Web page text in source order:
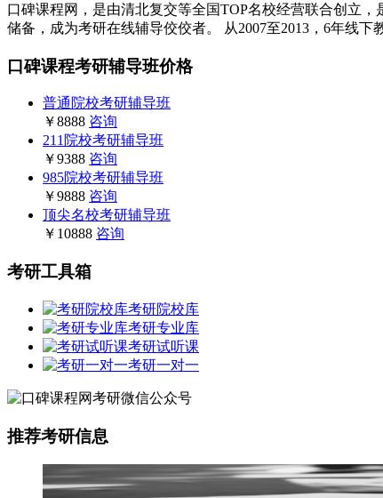
口碑课程网，是由清北复交等全国TOP名校经营联合创立
储备，成为考研在线辅导佼佼者。 从2007至2013，6年线下
口碑课程考研辅导班价格
普通院校考研辅导班
￥8888 咨询
211院校考研辅导班
￥9388 咨询
985院校考研辅导班
￥9888 咨询
顶尖名校考研辅导班
￥10888 咨询
考研工具箱
考研院校库
考研专业库
考研试听课
考研一对一
推荐考研信息